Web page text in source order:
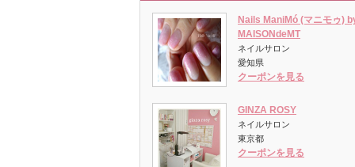
Nails ManiMó (マニモゥ)
MAISONdeMT
ネイルサロン
愛知県
クーポンを見る
GINZA ROSY
ネイルサロン
東京都
クーポンを見る